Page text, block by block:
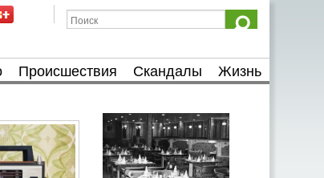
Происшествия Скандалы Жизнь